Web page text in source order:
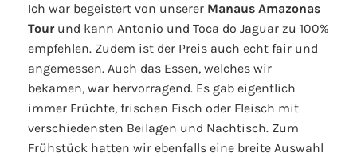
Ich war begeistert von unserer Manaus Amazonas
Tourund kann Antonio und Toca do Jaguar zu 100%
empfehlen. Zudem ist der Preis auch echt fair und
angemessen. Auch das Essen, welches wir
bekamen, war hervorragend. Es gab eigentlich
immer Früchte, frischen Fisch oder Fleisch mit
verschiedensten Beilagen und Nachtisch. Zum
Frühstück hatten wir ebenfalls eine breite Auswahl